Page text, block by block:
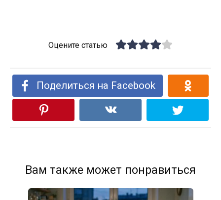
Оцените статью
Поделиться на Facebook
Вам также может понравиться